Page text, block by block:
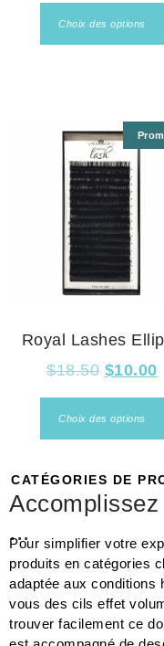
Choix des options
Royal Lashes
$18.50 $10.00
Choix des options
CATÉGORIES DE
Pour simplifier votre
produits en catégories
adaptée aux conditions
vous des cils effet
trouver facilement ce
est accompagné de
d’utilisation pour vous